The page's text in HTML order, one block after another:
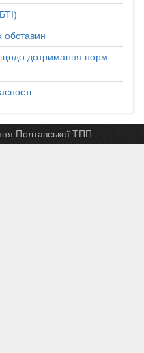
щодо дотримання норм
Полтавської ТПП